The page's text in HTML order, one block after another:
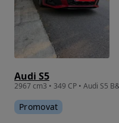
Audi S5
Promovat